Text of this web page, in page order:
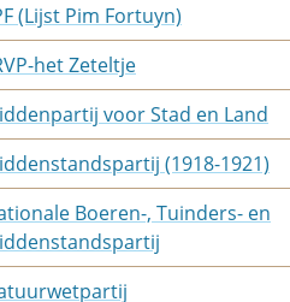
(Lijst Pim Fortuyn)
het Zeteltje
voor Stad en Land
(1918-1921)
Boeren-, Tuinders- en